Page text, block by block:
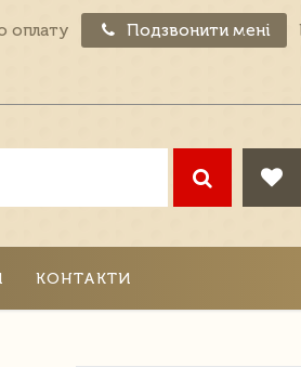
оплату Подзвонити мені
КОНТАКТИ